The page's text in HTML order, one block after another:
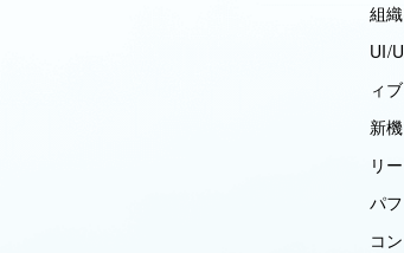
組
UI/
ィ
新
リ
パ
コ